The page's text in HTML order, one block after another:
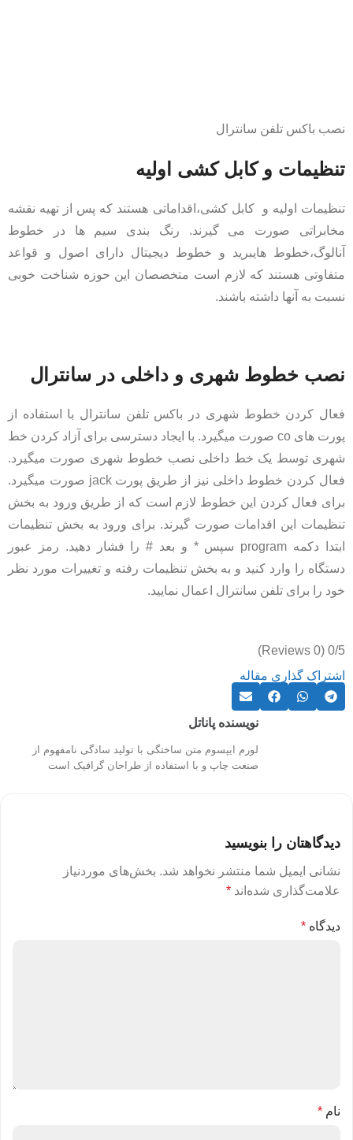
نصب باکس تلفن سانترال
تنظیمات و کابل کشی اولیه
تنظیمات اولیه و کابل کشی،اقداماتی هستند که پس از تهیه نقشه
مخابراتی صورت می گیرند. رنگ بندی سیم ها در خطوط
آنالوگ،خطوط هایبرید و خطوط دیجیتال دارای اصول و قواعد
متفاوتی هستند که لازم است متخصصان این حوزه شناخت خوبی
نسبت به آنها داشته باشند.
نصب خطوط شهری و داخلی در سانترال
فعال کردن خطوط شهری در باکس تلفن سانترال با استفاده از
پورت های co صورت میگیرد. با ایجاد دسترسی برای آزاد کردن خط
شهری توسط یک خط داخلی نصب خطوط شهری صورت میگیرد.
فعال کردن خطوط داخلی نیز از طریق پورت jack صورت میگیرد.
برای فعال کردن این خطوط لازم است که از طریق ورود به بخش
تنظیمات این اقدامات صورت گیرند. برای ورود به بخش تنظیمات
ابتدا دکمه program سپس * و بعد # را فشار دهید. رمز عبور
دستگاه را وارد کنید و به بخش تنظیمات رفته و تغییرات مورد نظر
خود را برای تلفن سانترال اعمال نمایید.
0/5
(0 Reviews)
اشتراک گذاری مقاله
نویسنده پاناتل
لورم ایپسوم متن ساختگی با تولید سادگی نامفهوم از
صنعت چاپ و با استفاده از طراحان گرافیک است
دیدگاهتان را بنویسید
نشانی ایمیل شما منتشر نخواهد شد. بخش‌های موردنیاز
علامت‌گذاری شده‌اند *
دیدگاه *
نام *